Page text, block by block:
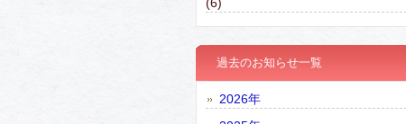
過去のお知らせ一覧
2026年